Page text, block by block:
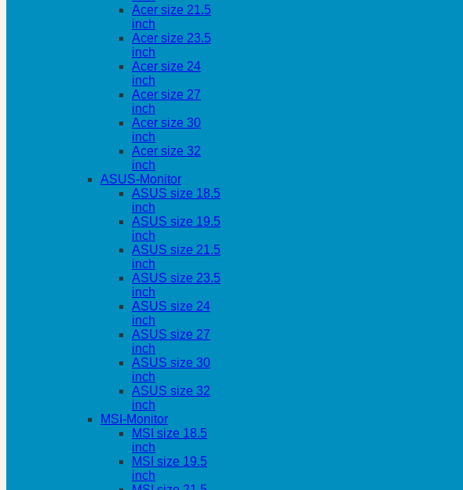
Acer size 21.5
inch
Acer size 23.5
inch
Acer size 24
inch
Acer size 27
inch
Acer size 30
inch
Acer size 32
inch
ASUS-Monitor
ASUS size 18.5
inch
ASUS size 19.5
inch
ASUS size 21.5
inch
ASUS size 23.5
inch
ASUS size 24
inch
ASUS size 27
inch
ASUS size 30
inch
ASUS size 32
inch
MSI-Monitor
MSI size 18.5
inch
MSI size 19.5
inch